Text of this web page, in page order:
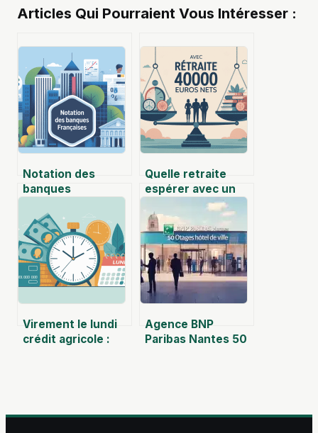
Articles Qui Pourraient Vous Intéresser :
Notation des
banques
comprendre les
évaluations et en
tirer parti
Quelle retraite
espérer avec un
salaire de 4000
euros net par mois
Virement le lundi
crédit agricole :
Agence BNP
Paribas Nantes 50
de Nantes